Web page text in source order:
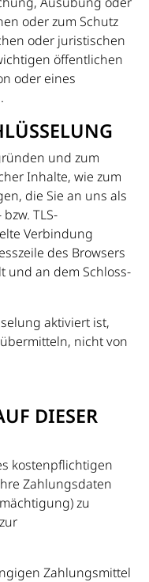
oder zum Schutz
oder juristischen
öffentlichen
oder eines
und zum
Inhalte, wie zum
die Sie an uns als
TLS-
Verbindung
des Browsers
und an dem Schloss-
aktiviert ist,
nicht von
DIESER
kostenpflichtigen
Zahlungsdaten
zu
Zahlungsmittel